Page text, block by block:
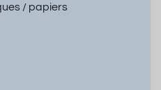
/ papiers